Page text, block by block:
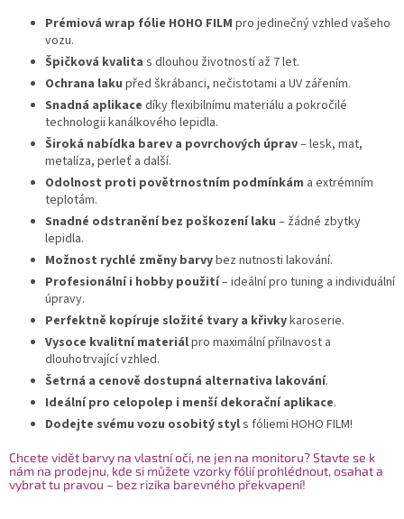
Prémiová wrap fólie HOHO FILM pro jedinečný vzhled vašeho
vozu.
Špičková kvalita s dlouhou životností až 7 let.
Ochrana laku před škrábanci, nečistotami a UV zářením.
Snadná aplikace díky flexibilnímu materiálu a pokročilé
technologii kanálkového lepidla.
Široká nabídka barev a povrchových úprav– lesk, mat,
metalíza, perleť a další.
Odolnost proti povětrnostním podmínkám a extrémním
teplotám.
Snadné odstranění bez poškození laku – žádné zbytky
lepidla.
Možnost rychlé změny barvybez nutnosti lakování.
Profesionální i hobby použití– ideální pro tuning a individuální
úpravy.
Perfektně kopíruje složité tvary a křivkykaroserie.
Vysoce kvalitní materiálpro maximální přilnavost a
dlouhotrvající vzhled.
Šetrná a cenově dostupná alternativa lakování.
Ideální pro celopolep i menší dekorační aplikace.
Dodejte svému vozu osobitý styls fóliemi HOHO FILM!
Chcete vidět barvy na vlastní oči, ne jen na monitoru? Stavte se k
nám na prodejnu, kde si můžete vzorky fólií prohlédnout, osahat a
vybrat tu pravou – bez rizika barevného překvapení!